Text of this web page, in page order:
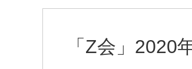
「Z会」2020